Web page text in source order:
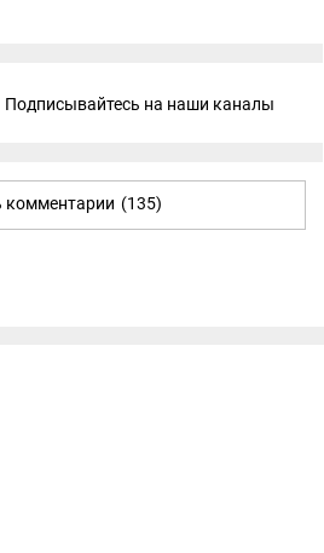
Подписывайтесь на наши каналы
комментарии (135)